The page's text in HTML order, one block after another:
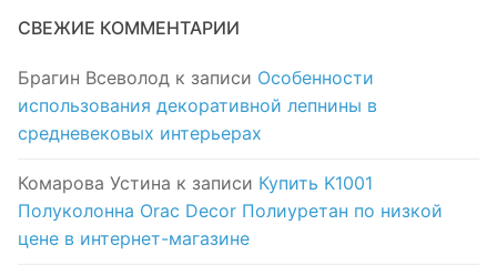
СВЕЖИЕ КОММЕНТАРИИ
Брагин Всеволод к записи Особенности
использования декоративной лепнины в
средневековых интерьерах
Комарова Устина к записи Купить K1001
Полуколонна Orac Decor Полиуретан по низкой
цене в интернет-магазине